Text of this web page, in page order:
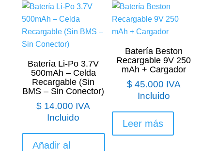
Batería Li-Po 3.7V
500mAh – Celda
Recargable (Sin
BMS – Sin Conector)
$ 14.000 IVA
Incluido
Añadir al
Batería Beston
Recargable 9V 250
mAh + Cargador
$45.000 IVA
Incluido
Leer más